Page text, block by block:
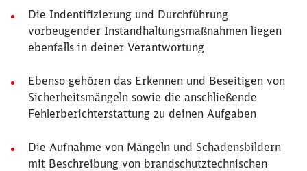
Die Indentifizierung und Durchführung
vorbeugender Instandhaltungsmaßnahmen liegen
ebenfalls in deiner Verantwortung
Ebenso gehören das Erkennen und Beseitigen von
Sicherheitsmängeln sowie die anschließende
Fehlerberichterstattung zu deinen Aufgaben
Die Aufnahme von Mängeln und Schadensbildern
mit Beschreibung von brandschutztechnischen